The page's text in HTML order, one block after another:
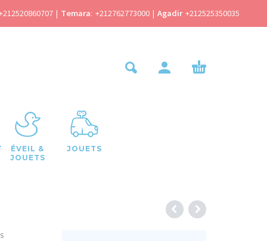
| Temara: +212762773000 | Agadir +212525350035
ÉVEIL &
JOUETS
JOUETS